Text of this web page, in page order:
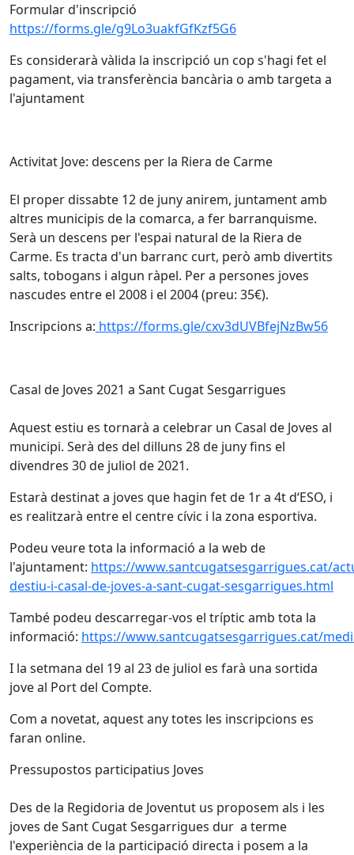
Formular d'inscripció
https://forms.gle/g9Lo3uakfGfKzf5G6
Es considerarà vàlida la inscripció un cop s'hagi fet el
pagament, via transferència bancària o amb targeta a
l'ajuntament
Activitat Jove: descens per la Riera de Carme
El proper dissabte 12 de juny anirem, juntament amb
altres municipis de la comarca, a fer barranquisme.
Serà un descens per l'espai natural de la Riera de
Carme. Es tracta d'un barranc curt, però amb divertits
salts, tobogans i algun ràpel. Per a persones joves
nascudes entre el 2008 i el 2004 (preu: 35€).
Inscripcions a: https://forms.gle/cxv3dUVBfejNzBw56
Casal de Joves 2021 a Sant Cugat Sesgarrigues
Aquest estiu es tornarà a celebrar un Casal de Joves al
municipi. Serà des del dilluns 28 de juny fins el
divendres 30 de juliol de 2021.
Estarà destinat a joves que hagin fet de 1r a 4t d‘ESO, i
es realitzarà entre el centre cívic i la zona esportiva.
Podeu veure tota la informació a la web de
l'ajuntament: https://www.santcugatsesgarrigues.cat/
destiu-i-casal-de-joves-a-sant-cugat-sesgarrigues.html
També podeu descarregar-vos el tríptic amb tota la
informació: https://www.santcugatsesgarrigues.cat/
I la setmana del 19 al 23 de juliol es farà una sortida
jove al Port del Compte.
Com a novetat, aquest any totes les inscripcions es
faran online.
Pressupostos participatius Joves
Des de la Regidoria de Joventut us proposem als i les
joves de Sant Cugat Sesgarrigues dur a terme
l'experiència de la participació directa i posem a la